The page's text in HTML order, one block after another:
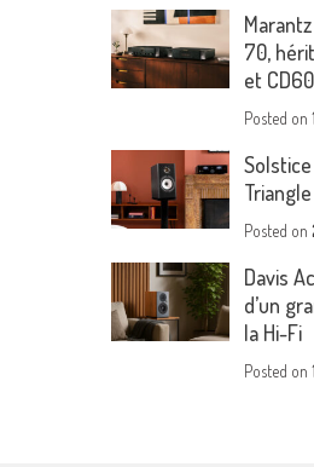
70,
et
Posted on
Triangle
Posted on
Davis
d’un
la Hi-Fi
Posted on